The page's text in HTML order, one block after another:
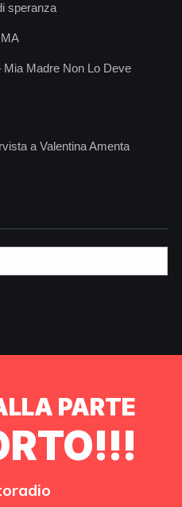
speranza
Mia Madre Non Lo Deve
a Valentina Amenta
PARTE